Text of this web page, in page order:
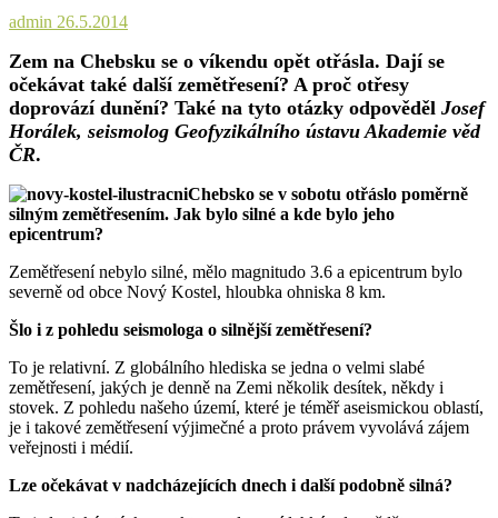
admin 26.5.2014
Zem na Chebsku se o víkendu opět otřásla. Dají se
očekávat také další zemětřesení? A proč otřesy
doprovází dunění? Také na tyto otázky odpověděl Josef
Horálek, seismolog Geofyzikálního ústavu Akademie věd
ČR.
Chebsko se v sobotu otřáslo poměrně
silným zemětřesením. Jak bylo silné a kde bylo jeho
epicentrum?
Zemětřesení nebylo silné, mělo magnitudo 3.6 a epicentrum bylo
severně od obce Nový Kostel, hloubka ohniska 8 km.
Šlo i z pohledu seismologa o silnější zemětřesení?
To je relativní. Z globálního hlediska se jedna o velmi slabé
zemětřesení, jakých je denně na Zemi několik desítek, někdy i
stovek. Z pohledu našeho území, které je téměř aseismickou oblastí,
je i takové zemětřesení výjimečné a proto právem vyvolává zájem
veřejnosti i médií.
Lze očekávat v nadcházejících dnech i další podobně silná?